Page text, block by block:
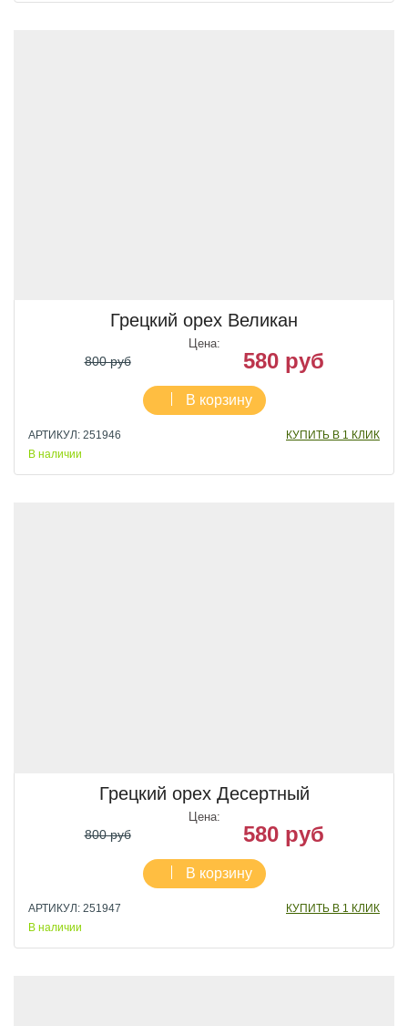
Грецкий орех Великан
Цена:
800 руб 580 руб
В корзину
АРТИКУЛ: 251946
КУПИТЬ В 1 КЛИК
В наличии
Грецкий орех Десертный
Цена:
800 руб 580 руб
В корзину
АРТИКУЛ: 251947
КУПИТЬ В 1 КЛИК
В наличии